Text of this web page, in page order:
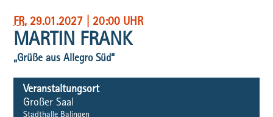
FR, 29.01.2027 20:00 UHR
MARTIN FRANK
„Grüße aus Allegro Süd“
Veranstaltungsort
Großer Saal
Stadthalle Balingen